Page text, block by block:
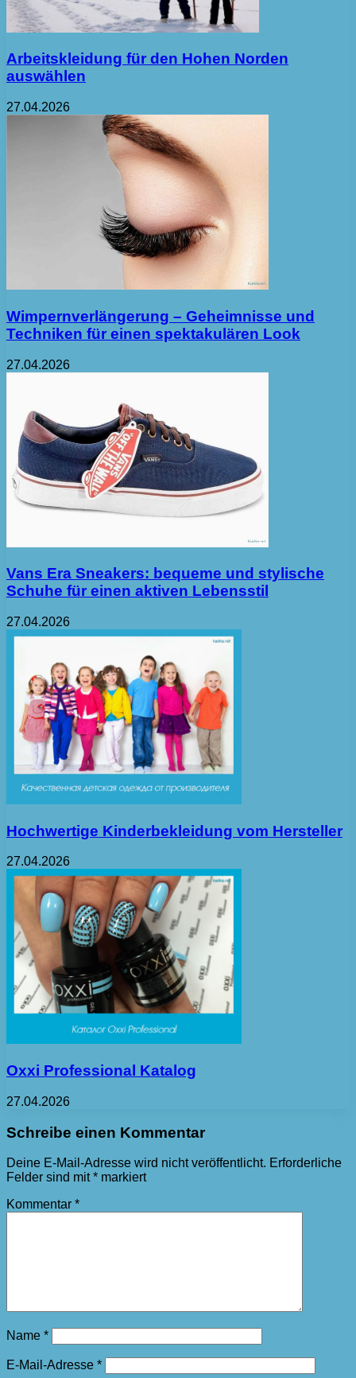
Arbeitskleidung für den Hohen Norden
auswählen
27.04.2026
Wimpernverlängerung – Geheimnisse und
Techniken für einen spektakulären Look
27.04.2026
Vans Era Sneakers: bequeme und stylische
Schuhe für einen aktiven Lebensstil
27.04.2026
Hochwertige Kinderbekleidung vom Hersteller
27.04.2026
Oxxi Professional Katalog
27.04.2026
Schreibe einen Kommentar
Deine E-Mail-Adresse wird nicht veröffentlicht. Erforderliche
Felder sind mit* markiert
Kommentar *
Name *
E-Mail-Adresse *